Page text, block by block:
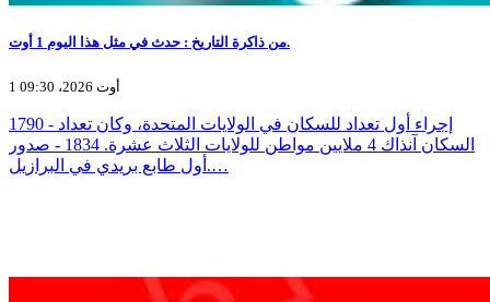
من ذاكرة التاريخ : حدث في مثل هذا اليوم 1 أوت.
1 أوت 2026، 09:30
1790 - إجراء أول تعداد للسكان في الولايات المتحدة، وكان تعداد
السكان آنذاك 4 ملايين مواطن للولايات الثلاث عشرة. 1834 - صدور
أول طابع بريدي في البرازيل.…